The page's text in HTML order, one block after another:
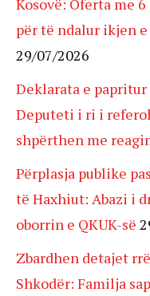
Kosovë: Oferta me
për të ndalur ikjen
29/07/2026
Deklarata e
Deputeti i ri i
shpërthen me
Përplasja publike
të Haxhiut: Abazi i
oborrin e QKUK-së
Zbardhen detajet
Shkodër: Familja